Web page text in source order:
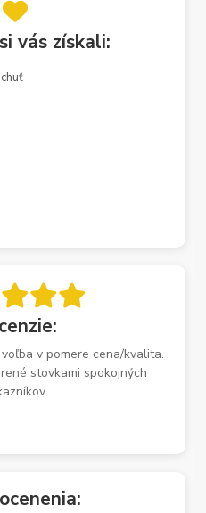
vás získali:
v pomere cena/kvalita.
stovkami spokojných